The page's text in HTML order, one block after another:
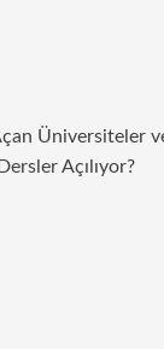
Üniversiteler
Açılıyor?